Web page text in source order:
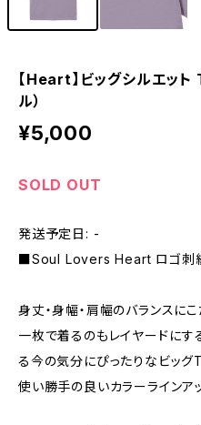
【Heart】ビッグシルエッ
ル）
¥5,000
SOLD OUT
発送予定日: -
■Soul Lovers Heart ロゴ刺
身丈・身幅・肩幅のバランスに
一枚で着るのもレイヤードにす
る今の気分にぴったりなビッグT
使い勝手の良いカラーラインア